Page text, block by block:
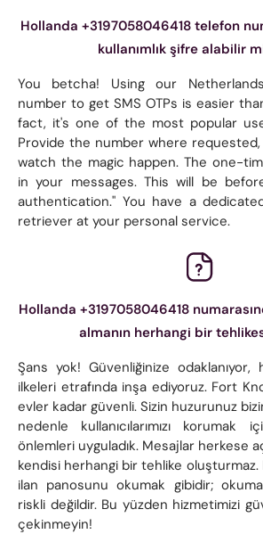
Hollanda +3197058046418 telefon
kullanımlık şifre alabilir
You betcha! Using our Netherlands
number to get SMS OTPs is easier
fact, it's one of the most popular
Provide the number where
watch the magic happen. The one-
in your messages. This will be
authentication." You have a
retriever at your personal service.
Hollanda +3197058046418
almanın herhangi bir
Şans yok! Güvenliğinize odaklanıyor,
ilkeleri etrafında inşa ediyoruz. Fort
evler kadar güvenli. Sizin huzurunuz
nedenle kullanıcılarımızı korumak
önlemleri uyguladık. Mesajlar herkese
kendisi herhangi bir tehlike oluşturmaz.
ilan panosunu okumak gibidir;
riskli değildir. Bu yüzden hizmetimizi
çekinmeyin!